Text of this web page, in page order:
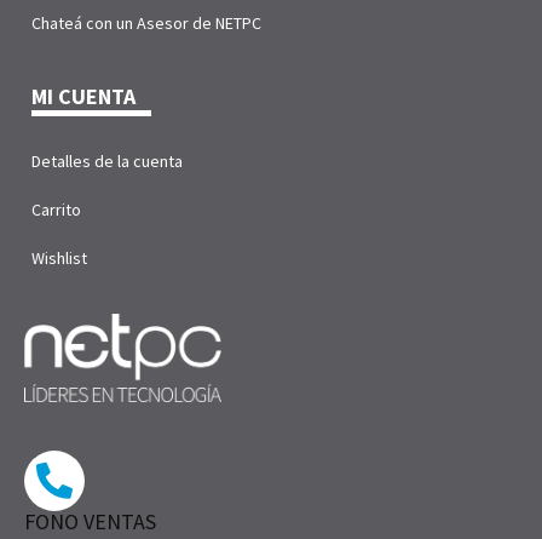
FONO VENTAS
Chateá con un Asesor de NETPC
MI CUENTA
Detalles de la cuenta
Carrito
Wishlist